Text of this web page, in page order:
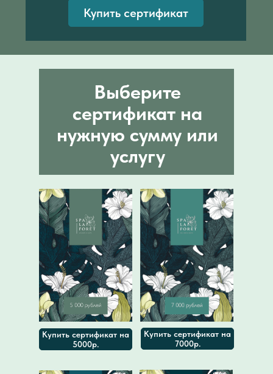
Купить сертификат
Выберите
сертификат на
нужную сумму или
услугу
Купить сертификат на
5000р.
Купить сертификат на
7000р.